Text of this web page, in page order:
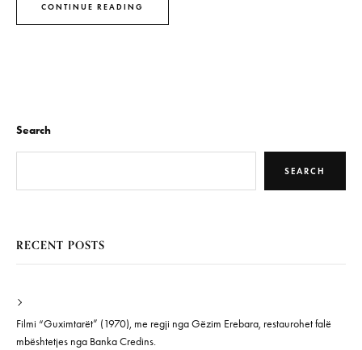
CONTINUE READING
Search
SEARCH
RECENT POSTS
Filmi “Guximtarët” (1970), me regji nga Gëzim Erebara, restaurohet falë
mbështetjes nga Banka Credins.